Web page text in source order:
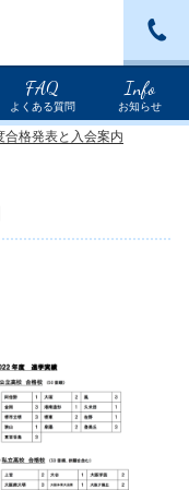
FAQ
よくある質問
Info
お知らせ
合格発表と入会案内